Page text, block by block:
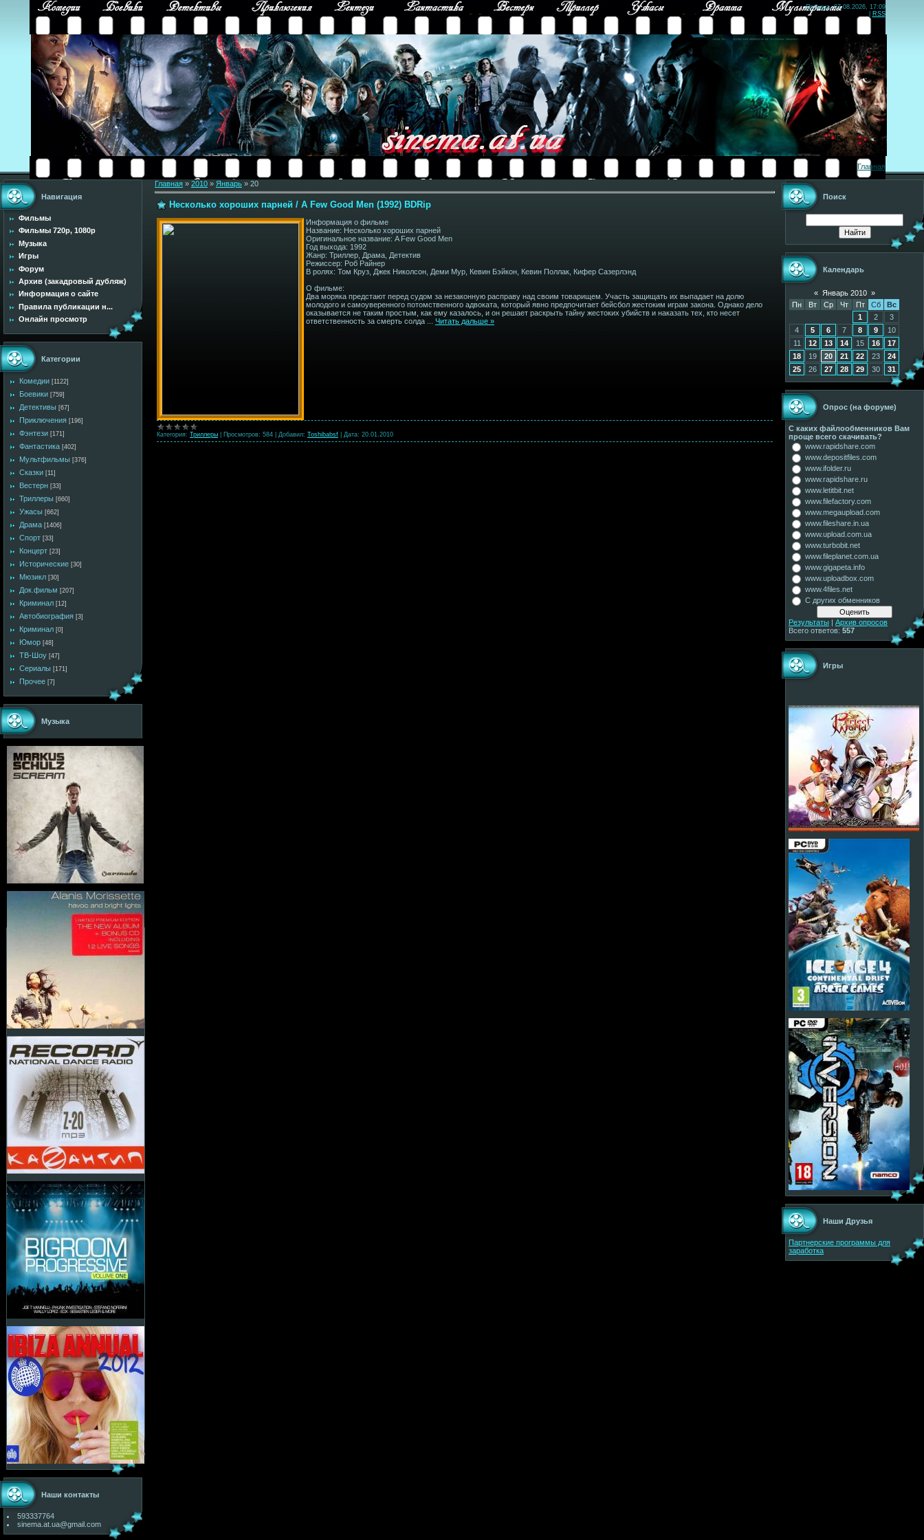
Пятница, 07.08.2026, 17:09
RSS
Главная
Навигация
Фильмы
Фильмы 720p, 1080p
Музыка
Игры
Форум
Архив (закадровый дубляж)
Информация о сайте
Правила публикации н...
Онлайн просмотр
Категории
Комедии [1122]
Боевики [759]
Детективы [67]
Приключения [196]
Фэнтези [171]
Фантастика [402]
Мультфильмы [376]
Сказки [11]
Вестерн [33]
Триллеры [660]
Ужасы [662]
Драма [1406]
Спорт [33]
Концерт [23]
Исторические [30]
Мюзикл [30]
Док.фильм [207]
Криминал [12]
Автобиография [3]
Криминал [0]
Юмор [48]
ТВ-Шоу [47]
Сериалы [171]
Прочее [7]
Музыка
Наши контакты
593337764
sinema.at.ua@gmail.com
Главная » 2010 » Январь » 20
Несколько хороших парней / A Few Good Men (1992) BDRip
Информация о фильме
Название: Несколько хороших парней
Оригинальное название: A Few Good Men
Год выхода: 1992
Жанр: Триллер, Драма, Детектив
Режиссер: Роб Райнер
В ролях: Том Круз, Джек Николсон, Деми Мур, Кевин Бэйкон, Кевин Поллак, Кифер Сазерлэнд
О фильме:
Два моряка предстают перед судом за незаконную расправу над своим товарищем. Участь защищать их выпадает на долю
молодого и самоуверенного потомственного адвоката, который явно предпочитает бейсбол жестоким играм закона. Однако дело
оказывается не таким простым, как ему казалось, и он решает раскрыть тайну жестоких убийств и наказать тех, кто несет
ответственность за смерть солда
Читать дальше »
Категория: Триллеры Просмотров: 584 Добавил: Toshibabsf Дата: 20.01.2010
Поиск
Календарь
« Январь 2010 »
Пн
Вт Ср Чт Пт Сб
Вс
1
2
3
4
5 6 7 8 9
10
11
12 13 14 15 16
17
18
19 20 21 22 23
24
25
26 27 28 29 30 31
Опрос (на форуме)
С каких файлообменников Вам
проще всего скачивать?
www.rapidshare.com
www.depositfiles.com
www.ifolder.ru
www.rapidshare.ru
www.letitbit.net
www.filefactory.com
www.megaupload.com
www.fileshare.in.ua
www.upload.com.ua
www.turbobit.net
www.fileplanet.com.ua
www.gigapeta.info
www.uploadbox.com
www.4files.net
С других обменников
Результаты | Архив опросов
Всего ответов: 557
Игры
Наши Друзья
Партнерские программы для
заработка